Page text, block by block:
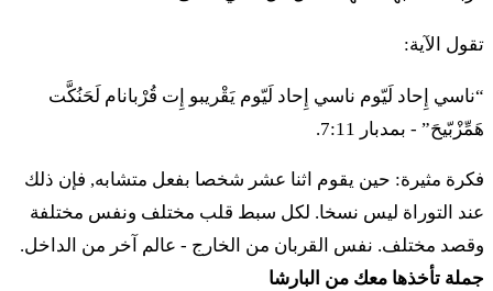
כָּל הַבָּא לַצָּבָא לַעֲבֹדָה בְּאֹהֶל מוֹעֵד׃
וַיִּהְיוּ פְקֻדֵיהֶם לְמִשְׁפְּחֹתָם אַלְפַּיִם שְׁבַע מֵאוֹת
تقول الآية:
“ناسي إِحاد لَيّوم ناسي إِحاد لَيّوم يَقْريبو إِت قُرْبانام لَحَنُكَّت
هَمِّزْبّيحَ” - بمدبار 7:11.
فكرة مثيرة: حين يقوم اثنا عشر شخصا بفعل متشابه, فإن ذلك
عند التوراة ليس نسخا. لكل سبط قلب مختلف ونفس مختلفة
وقصد مختلف. نفس القربان من الخارج - عالم آخر من الداخل.
جملة تأخذها معك من البارشا